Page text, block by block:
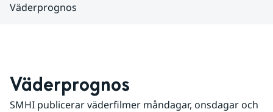
Väderprognos
Väderprognos
SMHI publicerar väderfilmer måndagar, onsdagar och